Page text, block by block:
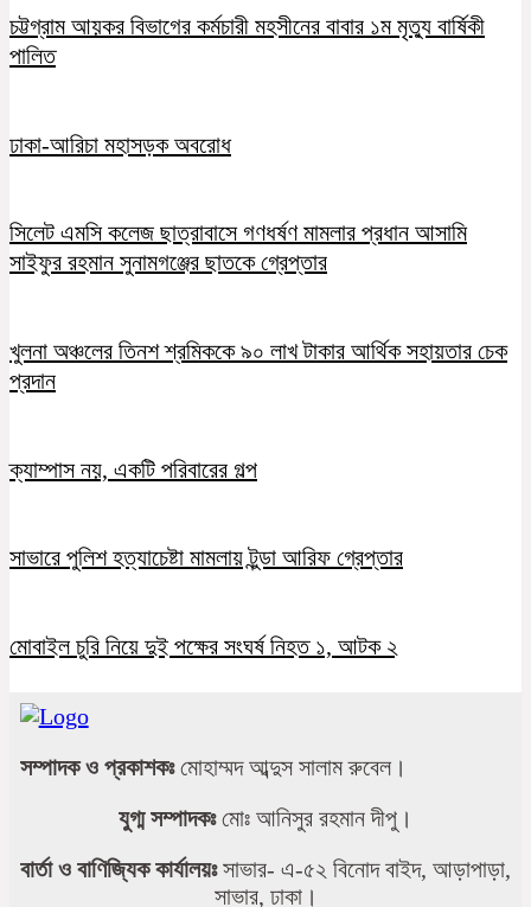
চট্টগ্রাম আয়কর বিভাগের কর্মচারী মহসীনের বাবার ১ম মৃত্যু বার্ষিকী
পালিত
ঢাকা-আরিচা মহাসড়ক অবরোধ
সিলেট এমসি কলেজ ছাত্রাবাসে গণধর্ষণ মামলার প্রধান আসামি
সাইফুর রহমান সুনামগঞ্জের ছাতকে গ্রেপ্তার
খুলনা অঞ্চলের তিনশ শ্রমিককে ৯০ লাখ টাকার আর্থিক সহায়তার চেক
প্রদান
ক্যাম্পাস নয়, একটি পরিবারের গল্প
সাভারে পুলিশ হত্যাচেষ্টা মামলায় টুন্ডা আরিফ গ্রেপ্তার
মোবাইল চুরি নিয়ে দুই পক্ষের সংঘর্ষ নিহত ১, আটক ২
সম্পাদক ও প্রকাশকঃমোহাম্মদ আব্দুস সালাম রুবেল।
যুগ্ম সম্পাদকঃমোঃ আনিসুর রহমান দীপু।
বার্তা ও বাণিজ্যিক কার্যালয়ঃসাভার- এ-৫২ বিনোদ বাইদ, আড়াপাড়া,
সাভার, ঢাকা।